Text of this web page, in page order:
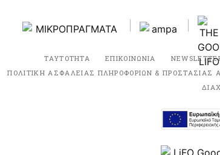
ΤΑΥΤΟΤΗΤΑ ΕΠΙΚΟΙΝΩΝΙΑ
ΠΟΛΙΤΙΚΗ ΑΣΦΑΛΕΙΑΣ ΠΛΗΡΟΦΟΡΙΩΝ & ΠΡΟΣΤΑΣΙΑΣ